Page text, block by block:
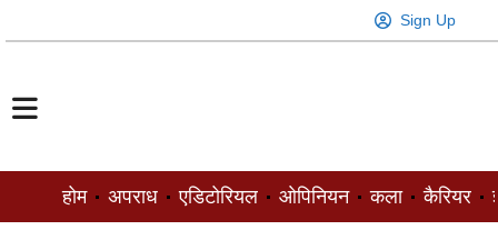
Sign Up
होम अपराध एडिटोरियल ओपिनियन कला कैरियर